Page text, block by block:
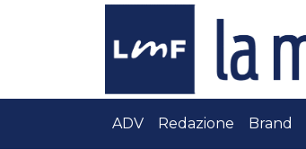
ADV Redazione Brand